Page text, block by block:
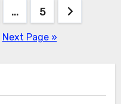
… 5
Next Page »